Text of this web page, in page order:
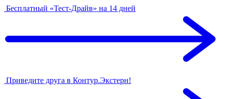
Бесплатный «Тест-Драйв» на 14 дней
Приведите друга в Контур.Экстерн!